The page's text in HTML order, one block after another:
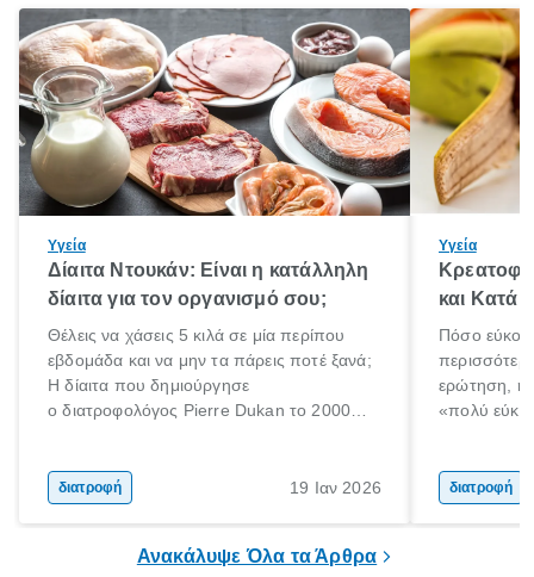
Υγεία
Δίαιτα Ντουκάν: Είναι η κατάλληλη
δίαιτα για τον οργανισμό σου;
Θέλεις να χάσεις 5 κιλά σε μία περίπου
εβδομάδα και να μην τα πάρεις ποτέ ξανά;
Η δίαιτα που δημιούργησε
ο διατροφολόγος Pierre Dukan το 2000
δημητριακά ολικής άλεσης, άφθονο νερό,
και ένας ημερήσιος περίπατος 20 λεπτών
διατροφή 19 Ιαν 2026
Υγεία
και Κατά
Πόσο
ερώτηση, η
«πολύ
ακόμα
γιατί θα
διατροφή
Ανακάλυψε Όλα τα Άρθρα